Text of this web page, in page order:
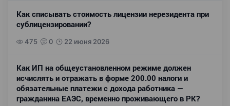
Как списывать стоимость лицензии нерезидента при
сублицензировании?
475 0 22 июня 2026
Как ИП на общеустановленном режиме должен
исчислять и отражать в форме 200.00 налоги и
обязательные платежи с дохода работника —
гражданина ЕАЭС, временно проживающего в РК?